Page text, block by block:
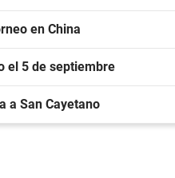
en China
el 5 de septiembre
a San Cayetano